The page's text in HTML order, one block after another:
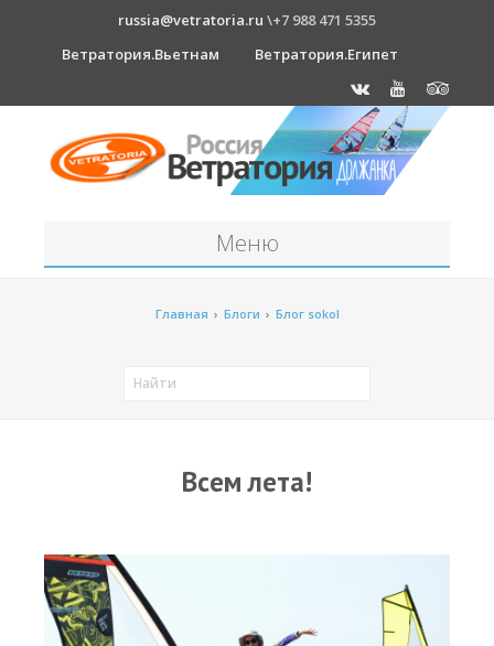
russia@vetratoria.ru \+7 988 471 5355
Ветратория.Вьетнам
Ветратория.Египет
Меню
Вингфойлинг
Главная › Блоги › Блог sokol
Всем лета!